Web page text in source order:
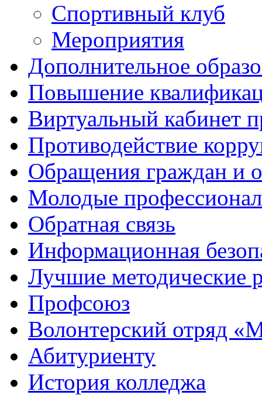
Спортивный клуб
Мероприятия
Дополнительное
Повышение
Виртуальный кабинет
Противодействие
Обращения граждан и
Молодые
Обратная связь
Информационная
Лучшие методические
Профсоюз
Волонтерский отряд
Абитуриенту
История колледжа